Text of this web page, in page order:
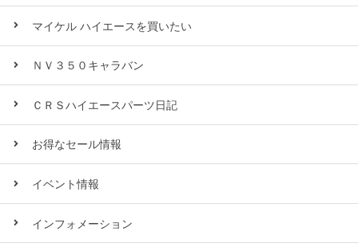
マイケル ハイエースを買いたい
ＮＶ３５０キャラバン
ＣＲＳハイエースパーツ日記
お得なセール情報
イベント情報
インフォメーション